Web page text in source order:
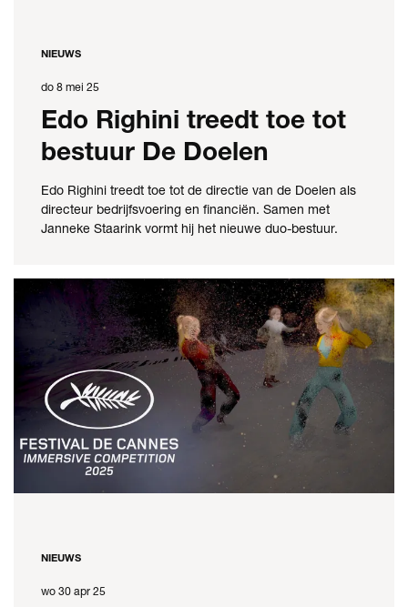
do 8 mei 25
Edo Righini treedt toe tot
bestuur De Doelen
Edo Righini treedt toe tot de directie van de Doelen als
directeur bedrijfsvoering en financiën. Samen met
Janneke Staarink vormt hij het nieuwe duo-bestuur.
NIEUWS
wo 30 apr 25
NIEUWS